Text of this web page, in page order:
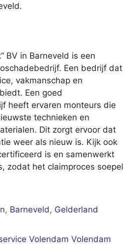
BV in Barneveld is een
Een bedrijf dat
vakmanschap en
Een goed
heeft ervaren monteurs die
technieken en
Dit zorgt ervoor dat
weer als nieuw is. Kijk ook
is en samenwerkt
zodat het claimproces soepel
, Barneveld , Gelderland
Volendam Volendam